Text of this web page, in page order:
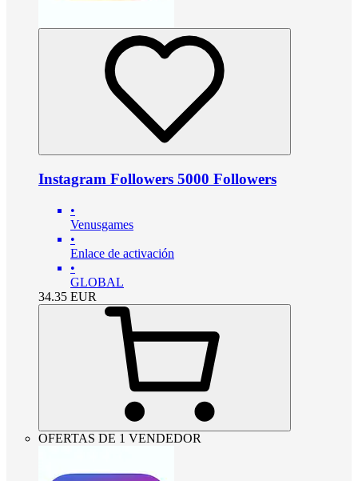
Instagram Followers 5000 Followers
•
Venusgames
•
Enlace de activación
•
GLOBAL
34.35 EUR
OFERTAS DE 1 VENDEDOR